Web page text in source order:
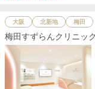
大阪 北新地 梅田
梅田すずらんクリニック